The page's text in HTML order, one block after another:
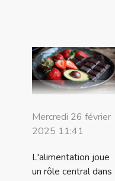
Mercredi 26 février
2025 11:41
L'alimentation joue
un rôle central dans